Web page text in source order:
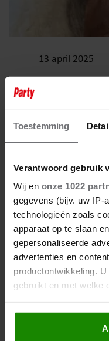
Toestemming
Verantwoord gebruik
Wij en onze 1022
gegevens (bijv. uw IP-
technologieën zoals
apparaat op te slaan
gepersonaliseerde
advertenties en
productontwikkeling.
gebruikt en met welke
Als u het toestaat,
Informatie
13 april 2025
AFSCHEID
MOET IN
JULIUS?